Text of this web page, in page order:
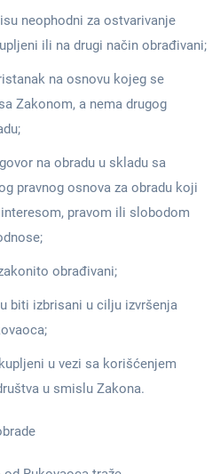
neophodni za ostvarivanje
ili na drugi način obrađivani;
na osnovu kojeg se
Zakonom, a nema drugog
na obradu u skladu sa
pravnog osnova za obradu koji
pravom ili slobodom
obrađivani;
biti izbrisani u cilju izvršenja
u vezi sa korišćenjem
u smislu Zakona.